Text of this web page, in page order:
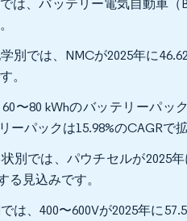
は、バッテリー電気自動車（
別では、NMCが2025年に
。
〜80 kWhのバッテリーパッ
ーパックは15.98%のCAGRで
別では、パウチセルが2025
る見込みです。
は、400〜600Vが2025年に